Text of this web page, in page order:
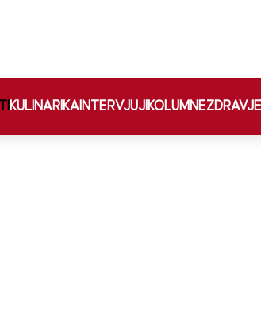
KULINARIKA INTERVJUJI KOLUMNEZDRAVJE